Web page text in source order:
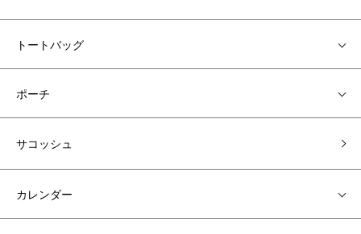
トートバッグ
ポーチ
サコッシュ
カレンダー